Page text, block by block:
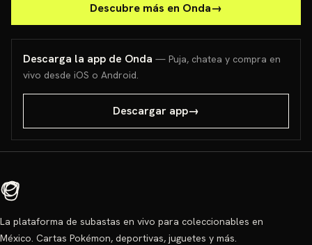
Descubre más en Onda→
Descarga la app de Onda — Puja, chatea y compra en
vivo desde iOS o Android.
Descargar app→
La plataforma de subastas en vivo para coleccionables en
México. Cartas Pokémon, deportivas, juguetes y más.